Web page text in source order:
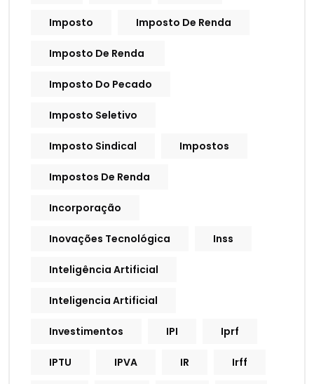
Imposto Imposto De Renda
Imposto De Renda
Imposto Do Pecado
Imposto Seletivo
Imposto Sindical Impostos
Impostos De Renda
Incorporação
Inovações Tecnológica Inss
Inteligência Artificial
Inteligencia Artificial
Investimentos IPI Iprf
IPTU IPVA IR Irff